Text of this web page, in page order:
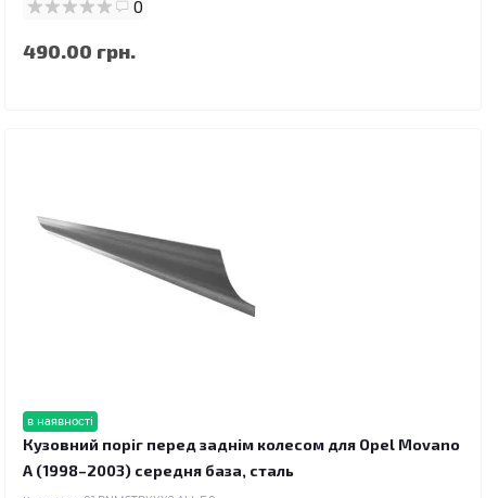
0
490.00 грн.
в наявності
Кузовний поріг перед заднім колесом для Opel Movano
A (1998–2003) середня база, сталь